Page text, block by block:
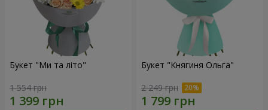
Букет "Ми та літо"
1 554 грн
Букет "Княгиня Ольга"
2 249 грн